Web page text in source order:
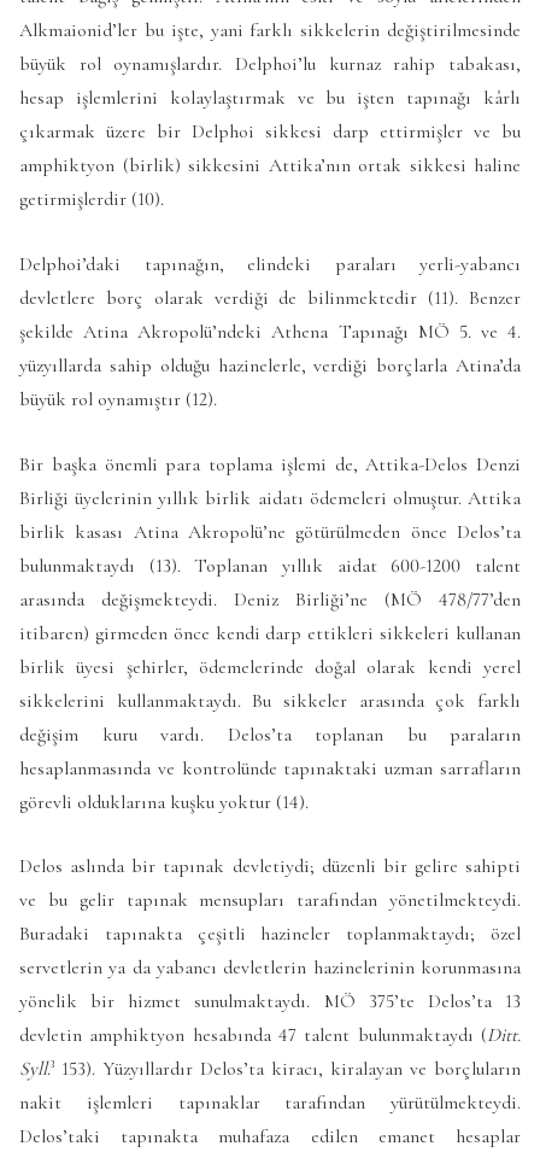
Alkmaionid’ler bu işte, yani farklı sikkelerin değiştirilmesinde
büyük rol oynamışlardır. Delphoi’lu kurnaz rahip tabakası,
hesap işlemlerini kolaylaştırmak ve bu işten tapınağı kârlı
çıkarmak üzere bir Delphoi sikkesi darp ettirmişler ve bu
amphiktyon (birlik) sikkesini Attika’nın ortak sikkesi haline
getirmişlerdir (10).
Delphoi’daki tapınağın, elindeki paraları yerli-yabancı
devletlere borç olarak verdiği de bilinmektedir (11). Benzer
şekilde Atina Akropolü’ndeki Athena Tapınağı MÖ 5. ve 4.
yüzyıllarda sahip olduğu hazinelerle, verdiği borçlarla Atina’da
büyük rol oynamıştır (12).
Bir başka önemli para toplama işlemi de, Attika-Delos Denzi
Birliği üyelerinin yıllık birlik aidatı ödemeleri olmuştur. Attika
birlik kasası Atina Akropolü’ne götürülmeden önce Delos’ta
bulunmaktaydı (13). Toplanan yıllık aidat 600-1200 talent
arasında değişmekteydi. Deniz Birliği’ne (MÖ 478/77’den
itibaren) girmeden önce kendi darp ettikleri sikkeleri kullanan
birlik üyesi şehirler, ödemelerinde doğal olarak kendi yerel
sikkelerini kullanmaktaydı. Bu sikkeler arasında çok farklı
değişim kuru vardı. Delos’ta toplanan bu paraların
hesaplanmasında ve kontrolünde tapınaktaki uzman sarrafların
görevli olduklarına kuşku yoktur (14).
Delos aslında bir tapınak devletiydi; düzenli bir gelire sahipti
ve bu gelir tapınak mensupları tarafından yönetilmekteydi.
Buradaki tapınakta çeşitli hazineler toplanmaktaydı; özel
servetlerin ya da yabancı devletlerin hazinelerinin korunmasına
yönelik bir hizmet sunulmaktaydı. MÖ 375’te Delos’ta 13
devletin amphiktyon hesabında 47 talent bulunmaktaydı (Ditt.
Syll.³ 153). Yüzyıllardır Delos’ta kiracı, kiralayan ve borçluların
nakit işlemleri tapınaklar tarafından yürütülmekteydi.
Delos’taki tapınakta muhafaza edilen emanet hesaplar